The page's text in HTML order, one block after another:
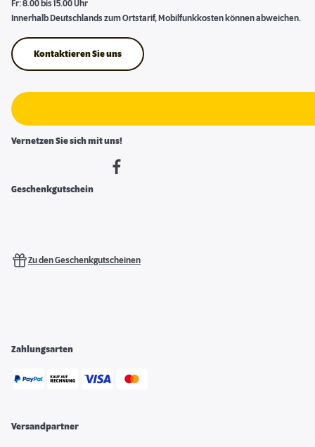
Fr: 8.00 bis 15.00 Uhr
Innerhalb Deutschlands zum Ortstarif, Mobilfunkkosten können abweichen.
Kontaktieren Sie uns
Vernetzen Sie sich mit uns!
Geschenkgutschein
Zu den Geschenkgutscheinen
Zahlungsarten
Versandpartner